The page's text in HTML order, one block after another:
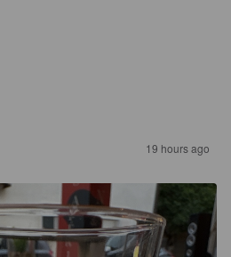
19 hours ago